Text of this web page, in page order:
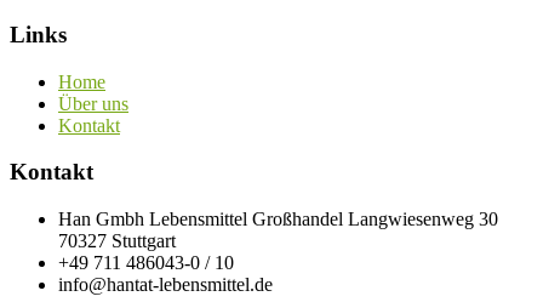
Links
Home
Über uns
Kontakt
Kontakt
Han Gmbh Lebensmittel Großhandel Langwiesenweg 30
70327 Stuttgart
+49 711 486043-0 / 10
info@hantat-lebensmittel.de